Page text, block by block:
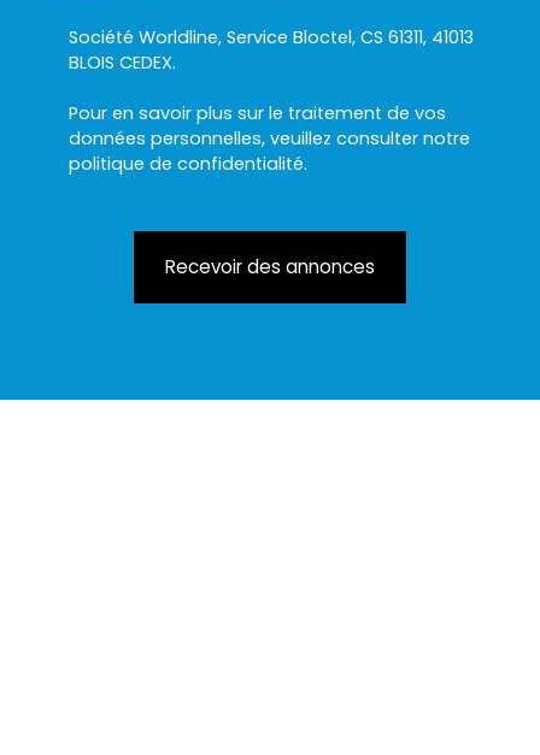
Société Worldline, Service Bloctel, CS 61311, 41013
BLOIS CEDEX.
Pour en savoir plus sur le traitement de vos
données personnelles, veuillez consulter notre
politique de confidentialité.
Recevoir des annonces